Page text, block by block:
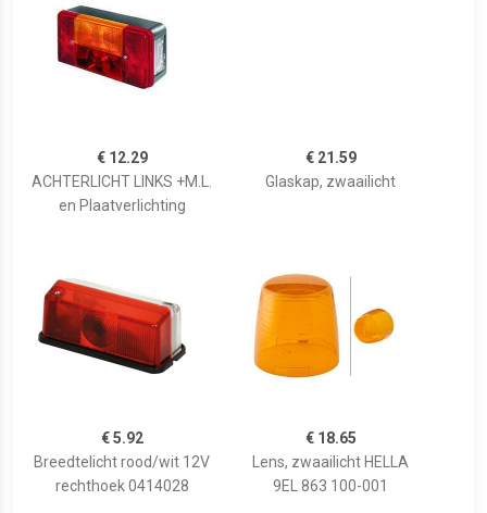
€ 12.29
ACHTERLICHT LINKS +M.L.
en Plaatverlichting
€ 21.59
Glaskap, zwaailicht
€ 5.92
Breedtelicht rood/wit 12V
rechthoek 0414028
€ 18.65
Lens, zwaailicht HELLA
9EL 863 100-001